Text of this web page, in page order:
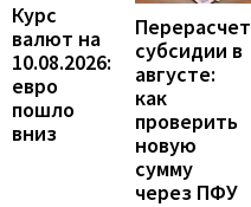
Курс
валют на
10.08.2026:
евро
пошло
вниз
Перерасчет
субсидии в
августе:
как
проверить
новую
сумму
через ПФУ